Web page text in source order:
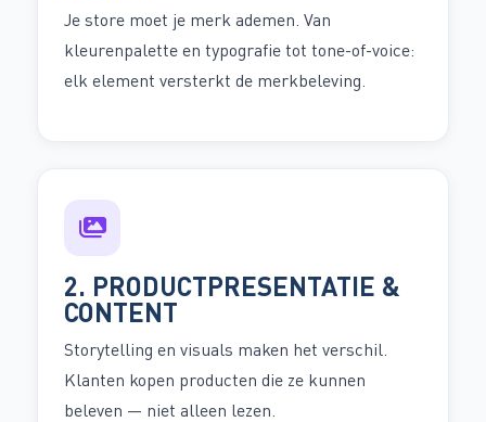
Je store moet je merk ademen. Van
kleurenpalette en typografie tot tone-of-voice:
elk element versterkt de merkbeleving.
2. PRODUCTPRESENTATIE &
CONTENT
Storytelling en visuals maken het verschil.
Klanten kopen producten die ze kunnen
beleven — niet alleen lezen.